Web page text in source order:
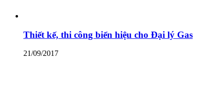
Thiết kế, thi công biển hiệu cho Đại lý Gas
21/09/2017